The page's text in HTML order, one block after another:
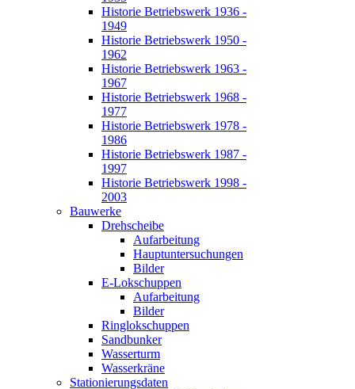
Historie Betriebswerk 1936 -
1949
Historie Betriebswerk 1950 -
1962
Historie Betriebswerk 1963 -
1967
Historie Betriebswerk 1968 -
1977
Historie Betriebswerk 1978 -
1986
Historie Betriebswerk 1987 -
1997
Historie Betriebswerk 1998 -
2003
Bauwerke
Drehscheibe
Aufarbeitung
Hauptuntersuchungen
Bilder
E-Lokschuppen
Aufarbeitung
Bilder
Ringlokschuppen
Sandbunker
Wasserturm
Wasserkräne
Stationierungsdaten